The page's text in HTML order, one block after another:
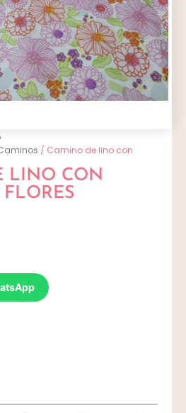
/ Camino de lino con
LINO CON